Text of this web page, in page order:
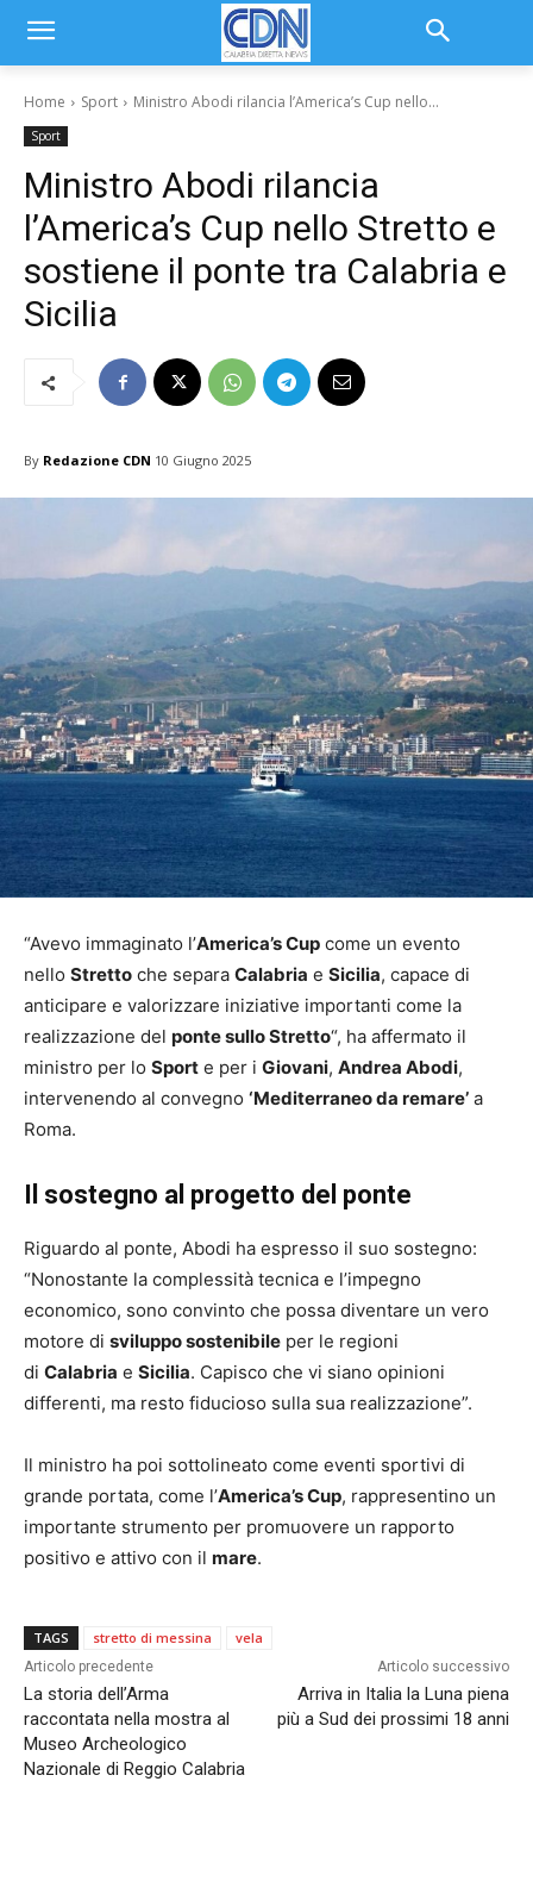
Home Sport Ministro Abodi rilancia l’America’s Cup nello...
Sport
Ministro Abodi rilancia
l’America’s Cup nello Stretto e
sostiene il ponte tra Calabria e
Sicilia
By Redazione CDN 10 Giugno 2025
“Avevo immaginato l’America’s Cup come un evento
nello Stretto che separa Calabria e Sicilia, capace di
anticipare e valorizzare iniziative importanti come la
realizzazione del ponte sullo Stretto“, ha affermato il
ministro per lo Sport e per i Giovani, Andrea Abodi,
intervenendo al convegno ‘Mediterraneo da remare’ a
Roma.
Il sostegno al progetto del ponte
Riguardo al ponte, Abodi ha espresso il suo sostegno:
“Nonostante la complessità tecnica e l’impegno
economico, sono convinto che possa diventare un vero
motore di sviluppo sostenibile per le regioni
di Calabria e Sicilia. Capisco che vi siano opinioni
differenti, ma resto fiducioso sulla sua realizzazione”.
Il ministro ha poi sottolineato come eventi sportivi di
grande portata, come l’America’s Cup, rappresentino un
importante strumento per promuovere un rapporto
positivo e attivo con il mare.
TAGS stretto di messina vela
Articolo precedente
La storia dell’Arma
raccontata nella mostra al
Museo Archeologico
Nazionale di Reggio Calabria
Articolo successivo
Arriva in Italia la Luna piena
più a Sud dei prossimi 18 anni